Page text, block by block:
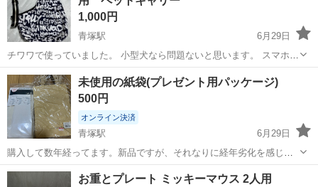
1,000円
青塚駅
6月29日
チワワで使っていました。 小型犬なら問題ないと思います。 スマホを
入れるポケット付きです。 黒っぽい感じに写ってますが、黒に近い濃
紺と白です。 中古品ですので、御理解いただける方にお願いしたいで
す。 他にも色々出品してお...
愛知 津島市 青塚駅 生活雑貨 小型犬
未使用の紙袋(プレゼント用パッケージ)
500円
オンライン決済
青塚駅
6月29日
購入して数年経ってます。新品ですが、それなりに経年劣化を感じで
す。茶色手提げ10枚 よろしくお願いします。 現金払いで大丈夫です。
愛知 津島市 青塚駅 生活雑貨
お重とプレート ミッキーマウス 2人用